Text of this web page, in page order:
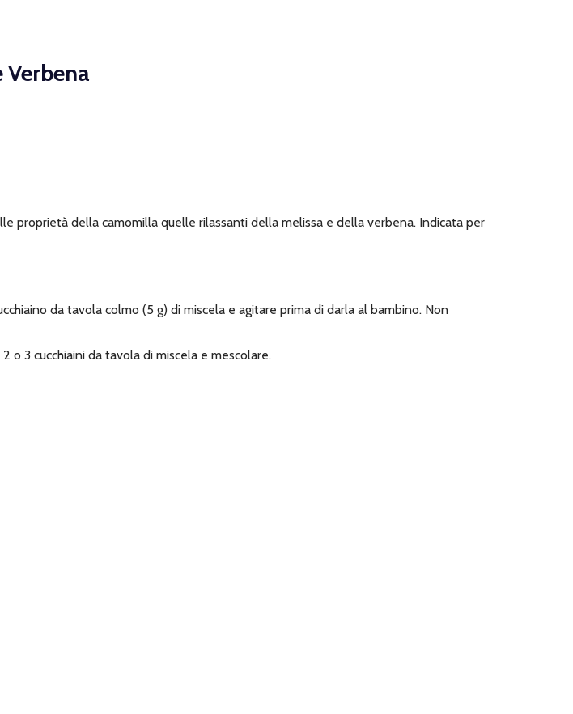
proprietà della camomilla quelle rilassanti della melissa e della verbena. Indicata per
da tavola colmo (5 g) di miscela e agitare prima di darla al bambino. Non
o 3 cucchiaini da tavola di miscela e mescolare.